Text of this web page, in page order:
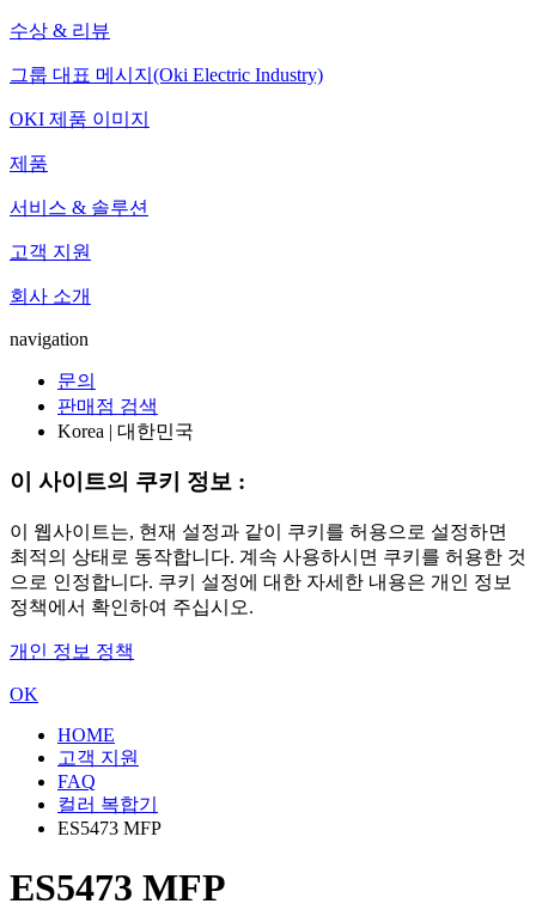
수상 & 리뷰
그룹 대표 메시지(Oki Electric Industry)
OKI 제품 이미지
제품
서비스 & 솔루션
고객 지원
회사 소개
navigation
문의
판매점 검색
Korea | 대한민국
이 사이트의 쿠키 정보 :
이 웹사이트는, 현재 설정과 같이 쿠키를 허용으로 설정하면
최적의 상태로 동작합니다. 계속 사용하시면 쿠키를 허용한 것
으로 인정합니다. 쿠키 설정에 대한 자세한 내용은 개인 정보
정책에서 확인하여 주십시오.
개인 정보 정책
OK
HOME
고객 지원
FAQ
컬러 복합기
ES5473 MFP
ES5473 MFP